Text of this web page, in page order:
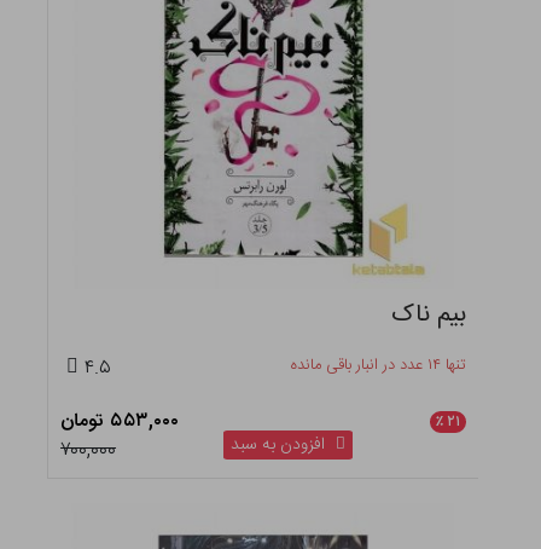
بیم ناک
تنها ۱۴ عدد در انبار باقی مانده ۴.۵
۲۱ ٪
۵۵۳,۰۰۰ تومان
۷۰۰,۰۰۰
افزودن به سبد